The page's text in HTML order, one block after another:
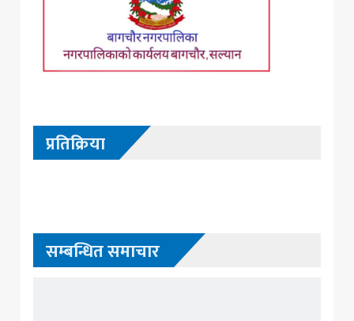
प्रतिक्रिया
सम्बन्धित समाचार